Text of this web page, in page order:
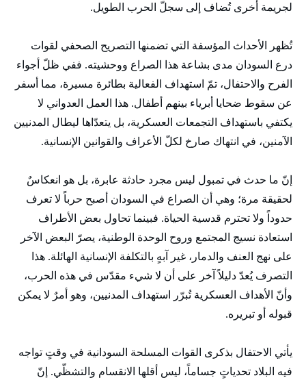
لجريمة أخرى تُضاف إلى سجلّ الحرب الطويل.
تُظهر الأحداث المؤسفة التي تضمنها التصريح الصحفي لقوات
درع السودان مدى بشاعة هذا الصراع ووحشيته. ففي ظلّ أجواء
الفرح والاحتفال، تمّ استهداف الفعالية بطائرة مسيرة، مما أسفر
عن سقوط ضحايا أبرياء بينهم أطفال. هذا العمل العدواني لا
يكتفي باستهداف التجمعات العسكرية، بل يتعدّاها ليطال المدنيين
الآمنين، في انتهاك صارخ لكلّ الأعراف والقوانين الإنسانية.
إنّ ما حدث في تمبول ليس مجرد حادثة عابرة، بل هو انعكاسٌ
لحقيقة مرة؛ وهي أن الصراع في السودان أصبح حرباً لا تعرف
حدوداً ولا تحترم قدسية الحياة. فبينما تحاول بعض الأطراف
استعادة نسيج المجتمع وروح الوحدة الوطنية، يصرّ البعض الآخر
على نهج العنف والدمار، غير آبهٍ بالتكلفة الإنسانية الهائلة. هذا
التصرف يُعدّ دليلاً آخر على أن لا شيء مقدّس في هذه الحرب،
وأنّ الأهداف العسكرية تُبرّر استهداف المدنيين، وهو أمرٌ لا يمكن
قبوله أو تبريره.
يأتي الاحتفال بذكرى القوات المسلحة السودانية في وقتٍ تواجه
فيه البلاد تحدياتٍ جساماً، ليس أقلها الانقسام والتشظّي. إنّ